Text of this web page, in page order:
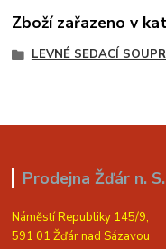
Zboží zařazeno v
LEVNÉ SEDACÍ
Prodejna Žďár n. S.
Náměstí Republiky 145/9,
591 01 Žďár nad Sázavou